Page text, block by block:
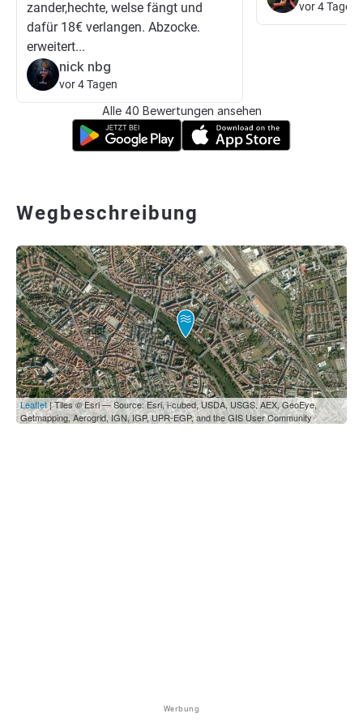
zander,hechte, welse fängt und
dafür 18€ verlangen. Abzocke.
erweitert...
nick nbg
vor 4 Tagen
vor 4 Tagen
Alle 40 Bewertungen ansehen
Wegbeschreibung
Leaflet| Tiles © Esri — Source: Esri, i-cubed, USDA, USGS, AEX, GeoEye,
Getmapping, Aerogrid, IGN, IGP, UPR-EGP, and the GIS User Community
Werbung